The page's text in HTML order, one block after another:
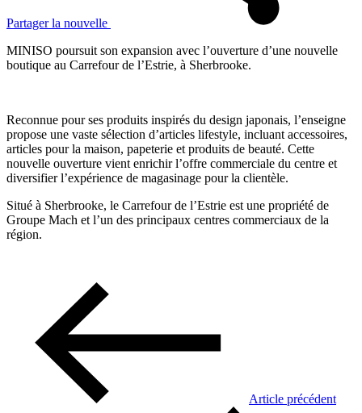
Partager la nouvelle
MINISO poursuit son expansion avec l’ouverture d’une nouvelle
boutique au Carrefour de l’Estrie, à Sherbrooke.
Reconnue pour ses produits inspirés du design japonais, l’enseigne
propose une vaste sélection d’articles lifestyle, incluant accessoires,
articles pour la maison, papeterie et produits de beauté. Cette
nouvelle ouverture vient enrichir l’offre commerciale du centre et
diversifier l’expérience de magasinage pour la clientèle.
Situé à Sherbrooke, le Carrefour de l’Estrie est une propriété de
Groupe Mach et l’un des principaux centres commerciaux de la
région.
Article précédent